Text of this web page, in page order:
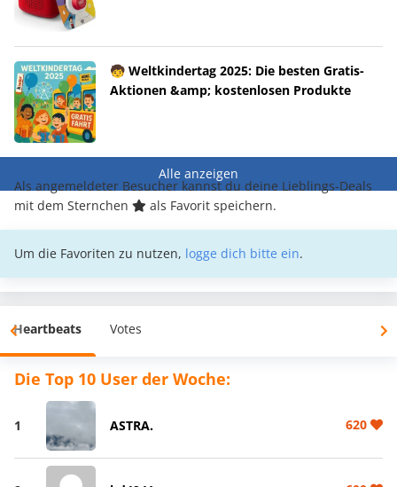
🧒 Weltkindertag 2025: Die besten Gratis-
Aktionen &amp; kostenlosen Produkte
Alle anzeigen
Als angemeldeter Besucher kannst du deine Lieblings-Deals
mit dem Sternchen
als Favorit speichern.
Um die Favoriten zu nutzen, logge dich bitte ein.
Heartbeats Votes
Die Top 10 User der Woche:
1 ASTRA. 620